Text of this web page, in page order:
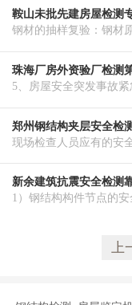
鞍山未批先建房屋检测
珠海厂房外资验厂检测
郑州钢结构夹层安全检
新余建筑抗震安全检测
上